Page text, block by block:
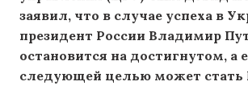
заявил, что в случае успеха в
президент России Владимир
остановится на достигнутом, а
следующей целью может стать